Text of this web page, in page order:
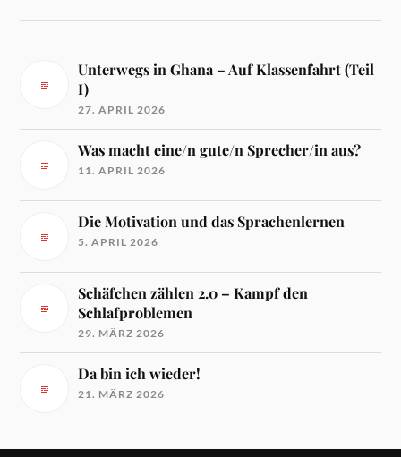
Unterwegs in Ghana – Auf Klassenfahrt (Teil
I)
27. APRIL 2026
Was macht eine/n gute/n Sprecher/in aus?
11. APRIL 2026
Die Motivation und das Sprachenlernen
5. APRIL 2026
Schäfchen zählen 2.0 – Kampf den
Schlafproblemen
29. MÄRZ 2026
Da bin ich wieder!
21. MÄRZ 2026